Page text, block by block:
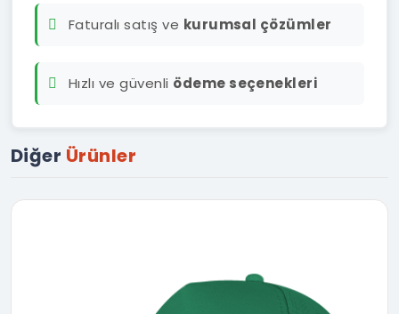
Faturalı satış ve kurumsal çözümler
Hızlı ve güvenli ödeme seçenekleri
Diğer Ürünler